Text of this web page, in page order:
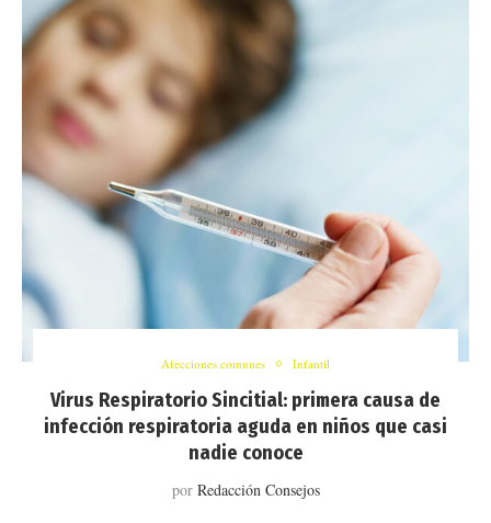
Afecciones comunes Infantil
Virus Respiratorio Sincitial: primera causa de
infección respiratoria aguda en niños que casi
nadie conoce
por Redacción Consejos